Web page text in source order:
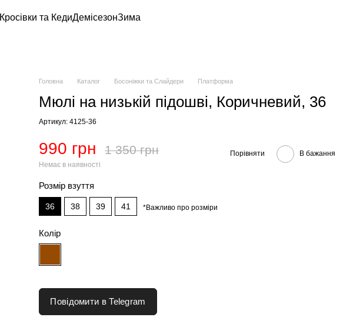
Кросівки та КедиДемісезонЗима
Головна Каталог Босоніжки та Слайдери Платформа
Мюлі на низькій підошві, Коричневий, 36
Артикул: 4125-36
990 грн 1 350 грн
Немає в наявності
Порівняти В бажання
Розмір взуття
36 38 39 41 *Важливо про розміри
Колір
Повідомити в Telegram